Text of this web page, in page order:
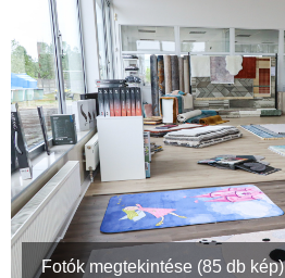
Fotók megtekintése (85 db kép)